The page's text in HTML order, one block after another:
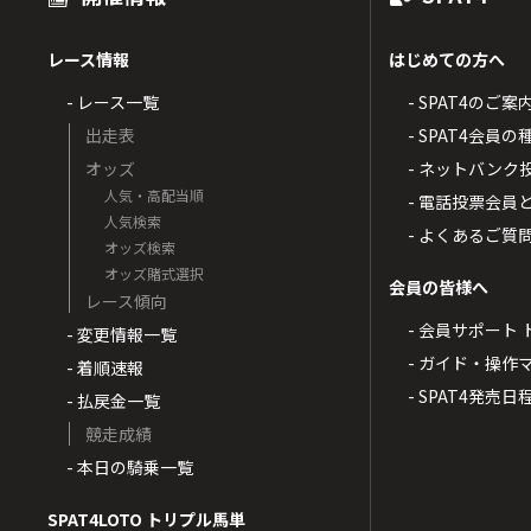
レース情報
- レース一覧
出走表
オッズ
人気・高配当順
人気検索
オッズ検索
オッズ賭式選択
レース傾向
- 変更情報一覧
- 着順速報
- 払戻金一覧
競走成績
- 本日の騎乗一覧
SPAT4LOTO トリプル馬単
はじめての方へ
- SPAT4のご案
- SPAT4会員の
- ネットバンク
- 電話投票会員
- よくあるご質
会員の皆様へ
- 会員サポート
- ガイド・操作
- SPAT4発売日